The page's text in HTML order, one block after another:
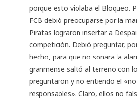
porque esto violaba el Bloqueo.
FCB debió preocuparse por la
Piratas lograron insertar a
competición. Debió preguntar,
hecho, para que no sonara la
granmense saltó al terreno con
preguntaron y no entiendo el
responsables». Claro, ellos no